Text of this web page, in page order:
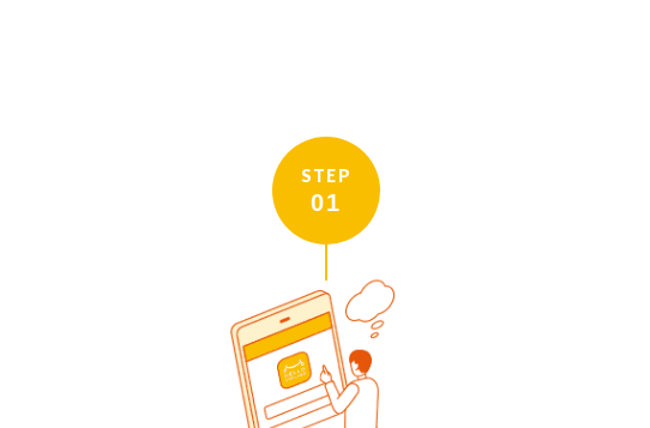
STEP
01